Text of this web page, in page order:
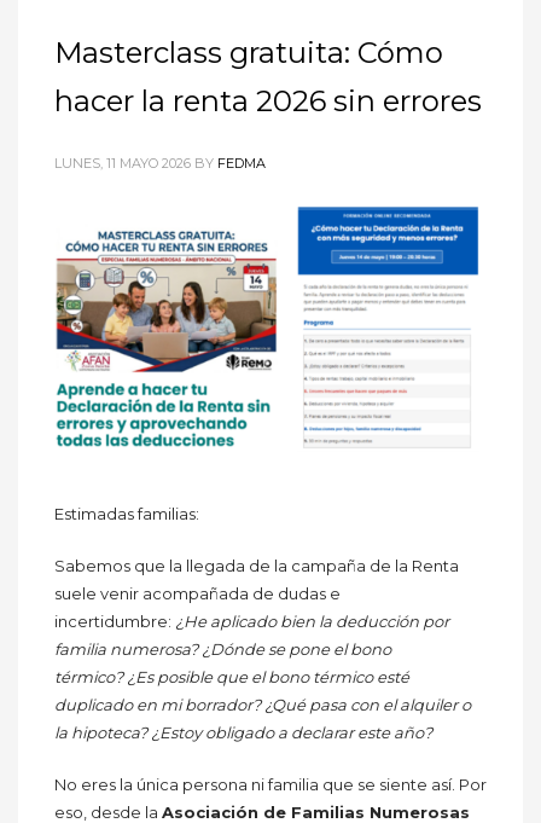
Masterclass gratuita: Cómo
hacer la renta 2026 sin errores
LUNES, 11 MAYO 2026 BY FEDMA
Estimadas familias:
Sabemos que la llegada de la campaña de la Renta
suele venir acompañada de dudas e
incertidumbre: ¿He aplicado bien la deducción por
familia numerosa? ¿Dónde se pone el bono
térmico? ¿Es posible que el bono térmico esté
duplicado en mi borrador? ¿Qué pasa con el alquiler o
la hipoteca? ¿Estoy obligado a declarar este año?
No eres la única persona ni familia que se siente así. Por
eso, desde la Asociación de Familias Numerosas